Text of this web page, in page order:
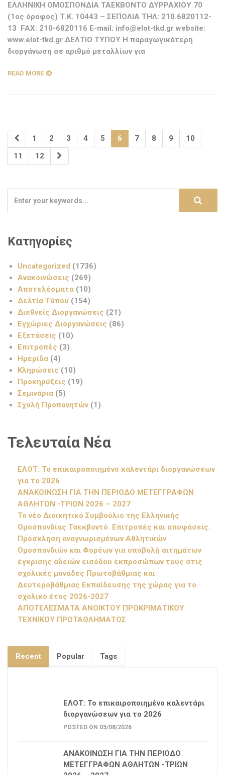
ΕΛΛΗΝΙΚΗ ΟΜΟΣΠΟΝΔΙΑ ΤΑΕΚΒΟΝΤΟ ΔΥΡΡΑΧΙΟΥ 70
(1ος όροφος) Τ.Κ. 10443 – ΣΕΠΟΛΙΑ ΤΗΛ: 210.6820112-
13 FAX: 210-6820116 E-mail: info@elot-tkd.gr website:
www.elot-tkd.gr ΔΕΛΤΙΟ ΤΥΠΟΥ Η παραγωγικότερη
διοργάνωση σε αριθμό μεταλλίων για
READ MORE
1 2 3 4 5 6 7 8 9
10
11
12
Κατηγορίες
Uncategorized (1736)
Ανακοινώσεις (269)
Αποτελέσματα (10)
Δελτία Τύπου (154)
Διεθνείς Διοργανώσεις (21)
Εγχώριες Διοργανώσεις (86)
Εξετάσεις (10)
Επιτροπές (3)
Ημερίδα (4)
Κληρώσεις (10)
Προκηρύξεις (19)
Σεμινάρια (5)
Σχολή Προπονητών (1)
Τελευταία Νέα
ΕΛΟΤ: Το επικαιροποιημένο καλεντάρι διοργανώσεων
για το 2026
ΑΝΑΚΟΙΝΩΣΗ ΓΙΑ ΤΗΝ ΠΕΡΙΟΔΟ ΜΕΤΕΓΓΡΑΦΩΝ
ΑΘΛΗΤΩΝ -ΤΡΙΩΝ 2026 – 2027
Το νέο Διοικητικό Συμβούλιο της Ελληνικής
Ομοσπονδίας Ταεκβοντό. Επιτροπές και αποφάσεις.
Πρόσκληση αναγνωρισμένων Αθλητικών
Ομοσπονδιών και Φορέων για υποβολή αιτημάτων
έγκρισης αδειών εισόδου εκπροσώπων τους στις
σχολικές μονάδες Πρωτοβάθμιας και
Δευτεροβάθμιας Εκπαίδευσης της χώρας για το
σχολικό έτος 2026-2027
ΑΠΟΤΕΛΕΣΜΑΤΑ ΑΝΟΙΚΤΟΥ ΠΡΟΚΡΙΜΑΤΙΚΟΥ
ΤΕΧΝΙΚΟΥ ΠΡΩΤΑΘΛΗΜΑΤΟΣ
Recent Popular Tags
ΕΛΟΤ: Το επικαιροποιημένο καλεντάρι
διοργανώσεων για το 2026
POSTED ON 05/08/2026
ΑΝΑΚΟΙΝΩΣΗ ΓΙΑ ΤΗΝ ΠΕΡΙΟΔΟ
ΜΕΤΕΓΓΡΑΦΩΝ ΑΘΛΗΤΩΝ -ΤΡΙΩΝ